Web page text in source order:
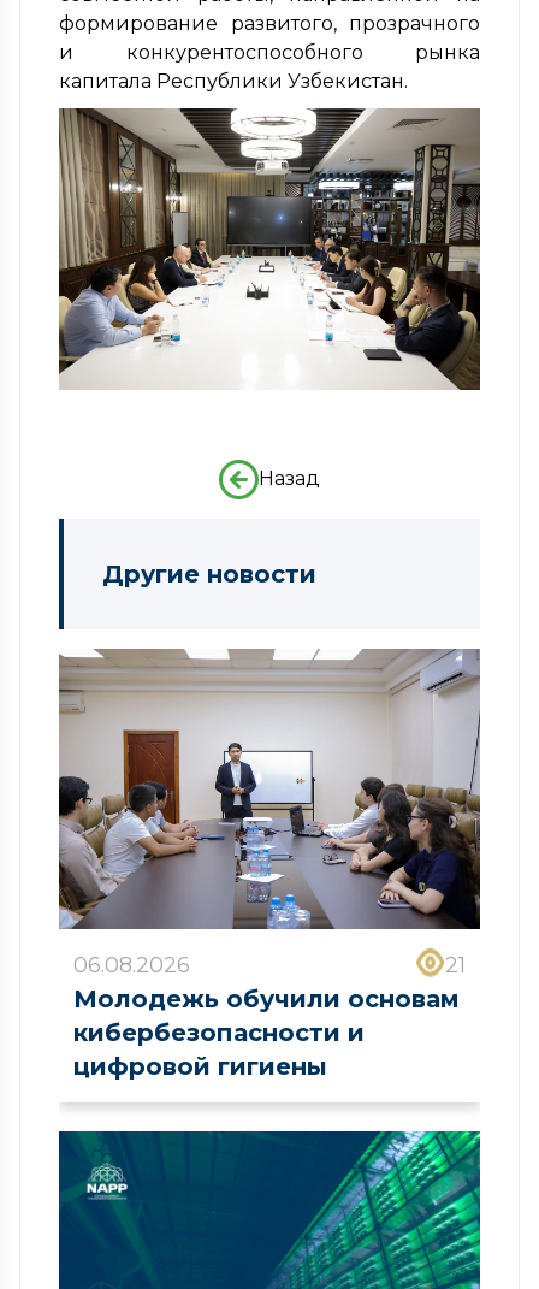
формирование развитого, прозрачного
и конкурентоспособного рынка
капитала Республики Узбекистан.
Назад
Другие новости
06.08.2026 21
Молодежь обучили основам
кибербезопасности и
цифровой гигиены